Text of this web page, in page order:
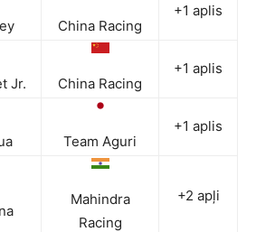
China Racing
+1 aplis
Jr.
China Racing
+1 aplis
Team Aguri
+1 aplis
Mahindra
Racing
+2 apļi